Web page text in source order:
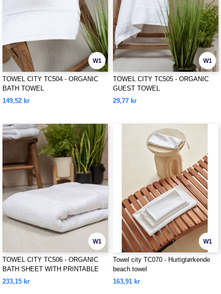
W1
TOWEL CITY TC504 - ORGANIC
BATH TOWEL
149,52 kr
W1
TOWEL CITY TC505 - ORGANIC
GUEST TOWEL
29,77 kr
W1
TOWEL CITY TC506 - ORGANIC
BATH SHEET WITH PRINTABLE
BORDER
233,15 kr
W1
Towel city TC070 - Hurtigtørkende
beach towel
163,91 kr